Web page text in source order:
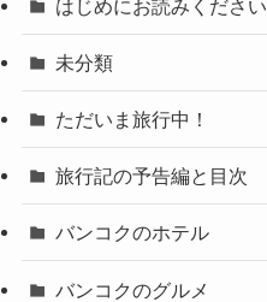
はじめにお読みください
未分類
ただいま旅行中！
旅行記の予告編と目次
バンコクのホテル
バンコクのグルメ